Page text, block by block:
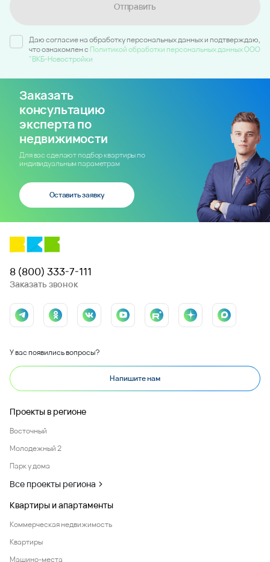
Отправить
Даю согласие на обработку персональных данных и подтверждаю,
что ознакомлен c Политикой обработки персональных данных ООО
"ВКБ-Новостройки
Заказать
консультацию
эксперта по
недвижимости
Для вас сделают подбор квартиры по
индивидуальным параметрам
Оставить заявку
8 (800) 333-7-111
Заказать звонок
У вас появились вопросы?
Напишите нам
Проекты в регионе
Восточный
Молодежный 2
Парк у дома
Все проекты региона
Квартиры и апартаменты
Коммерческая недвижимость
Квартиры
Машино-места